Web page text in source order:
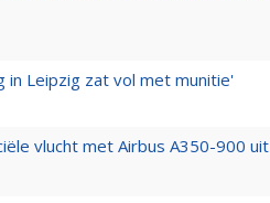
in Leipzig zat vol met munitie'
vlucht met Airbus A350-900 uit